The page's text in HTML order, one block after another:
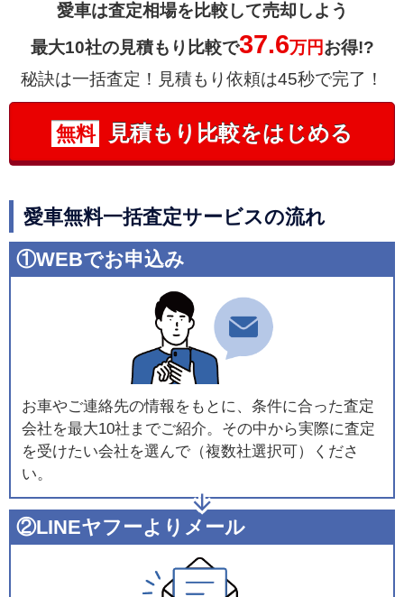
愛車は査定相場を比較して売却しよう
最大10社の見積もり比較で37.6万円お得!?
秘訣は一括査定！見積もり依頼は45秒で完了！
無料 見積もり比較をはじめる
愛車無料一括査定サービスの流れ
①WEBでお申込み
お車やご連絡先の情報をもとに、条件に合った査定
会社を最大10社までご紹介。その中から実際に査定
を受けたい会社を選んで（複数社選択可）くださ
い。
②LINEヤフーよりメール